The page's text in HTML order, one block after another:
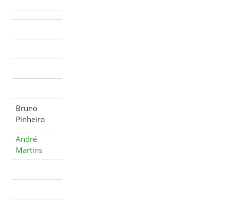
Bruno
Pinheiro
André
Martins